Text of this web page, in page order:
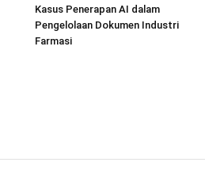
Kasus Penerapan AI dalam
Pengelolaan Dokumen Industri
Farmasi